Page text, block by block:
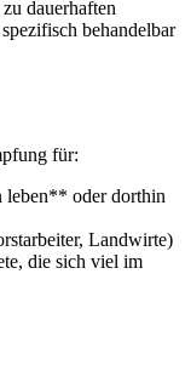
dauerhaften
behandelbar
für:
leben** oder dorthin
Landwirte)
die sich viel im